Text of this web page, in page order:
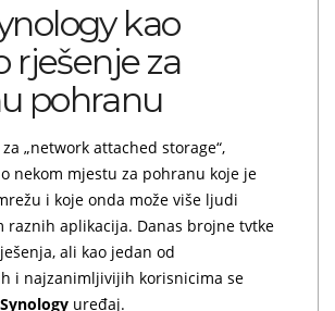
kao
rješenje za
pohranu
„network attached storage“,
nekom mjestu za pohranu koje je
i koje onda može više ljudi
raznih aplikacija. Danas brojne tvtke
ali kao jedan od
i najzanimljivijih korisnicima se
uređaj.